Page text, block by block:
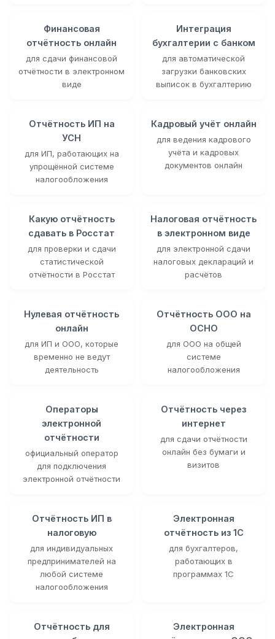
Финансовая
отчётность онлайн
для сдачи финансовой
отчётности в электронном
виде
Интеграция
бухгалтерии с банком
для автоматической
загрузки банковских
выписок в бухгалтерию
Отчётность ИП на
УСН
для ИП, работающих на
упрощённой системе
налогообложения
Кадровый учёт онлайн
для ведения кадрового
учёта и кадровых
документов онлайн
Какую отчётность
сдавать в Росстат
для проверки и сдачи
статистической
отчётности в Росстат
Налоговая отчётность
в электронном виде
для электронной сдачи
налоговых деклараций и
расчётов
Нулевая отчётность
онлайн
для ИП и ООО, которые
временно не ведут
деятельность
Отчётность ООО на
ОСНО
для ООО на общей
системе
налогообложения
Операторы
электронной
отчётности
официальный оператор
для подключения
электронной отчётности
Отчётность через
интернет
для сдачи отчётности
онлайн без бумаги и
визитов
Отчётность ИП в
налоговую
для индивидуальных
предпринимателей на
любой системе
налогообложения
Электронная
отчётность из 1С
для бухгалтеров,
работающих в
программах 1С
Отчётность для
Электронная